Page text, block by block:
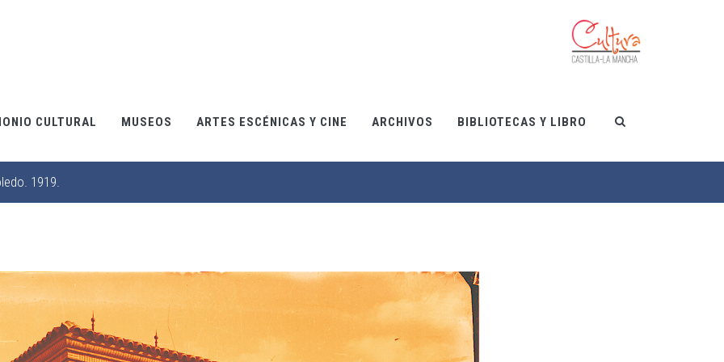
CULTURAL MUSEOS ARTES ESCÉNICAS Y CINE ARCHIVOS BIBLIOTECAS Y LIBRO
1919.